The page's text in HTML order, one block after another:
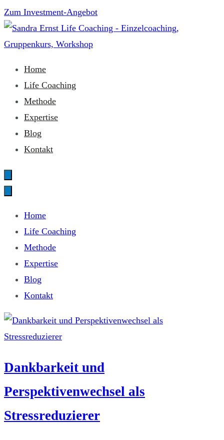
Zum
Inhalt
springen
Zum Investment-Angebot
Sandra Ernst Life Coaching
Home
Life Coaching
Methode
Expertise
Blog
Kontakt
Home
Life Coaching
Methode
Expertise
Blog
Kontakt
Dankbarkeit und
Perspektivenwechsel als
Stressreduzierer